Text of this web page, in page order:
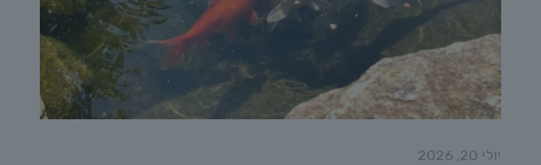
יולי 20, 2026